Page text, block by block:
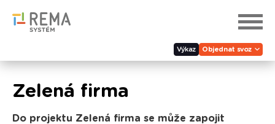
Výkaz Objednat svoz
Zelená firma
Do projektu Zelená firma se může zapojit